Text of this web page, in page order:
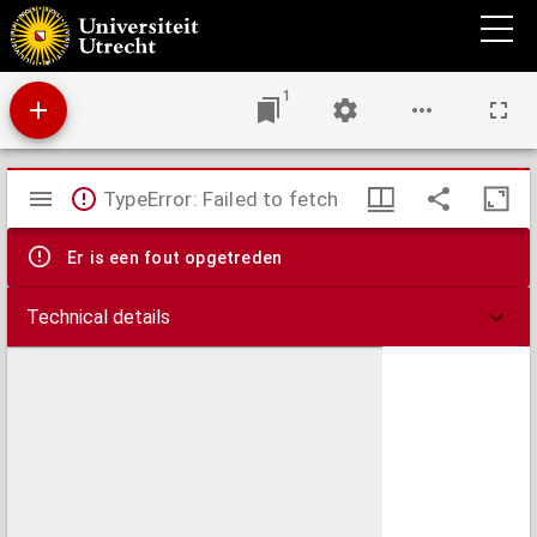
Plan van een gedeelte der buijten werken van Maastricht begreepen tusschen de
Tongerse poort en bastion Holsteijn dienende tot aanwysinge der onder aardsche
versterking, en wanneer en door wien deselve gemaakt zijn, zeederd den jaare 1771 tot
en met den jaare 1774.
1
Mirador
viewer
TypeError: Failed to fetch
Er is een fout opgetreden
Technical details